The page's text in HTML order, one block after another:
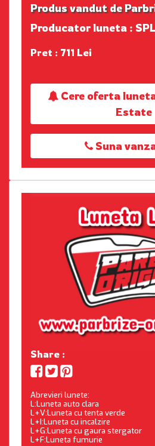
Produs vandut de
Producator luneta :
Pret : 711 Lei
Cere oferta
Estate
Suna
Share :
Abrevieri lunete:
L:Luneta auto clara
L+V:Luneta cu tenta verde
L+I:Luneta cu incalzire
L+G:Luneta cu gaura stergator
L+F:Luneta fumurie